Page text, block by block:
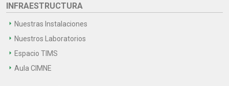
INFRAESTRUCTURA
Nuestras Instalaciones
Nuestros Laboratorios
Espacio TIMS
Aula CIMNE